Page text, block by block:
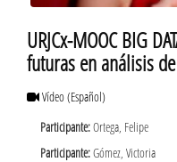
URJCx-MOOC BIG
futuras en análisis
Vídeo(Español)
Participante:Ortega, Felipe
Participante:Gómez, Victoria